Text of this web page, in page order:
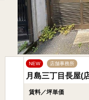
NEW 店舗事務所
月島三丁目長屋(
賃料／坪単価